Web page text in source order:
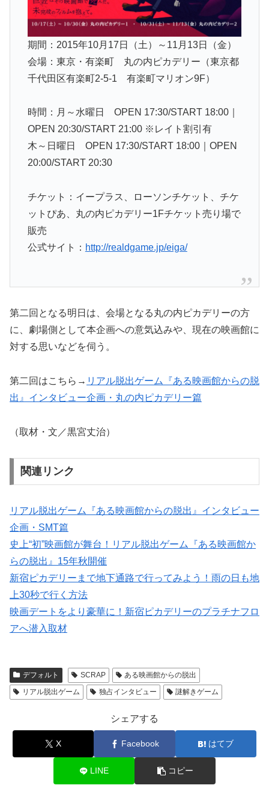
期間：2015年10月17日（土）～11月13日（金）
会場：東京・有楽町 丸の内ピカデリー（東京都
千代田区有楽町2-5-1 有楽町マリオン9F）
時間：月～水曜日 OPEN 17:30/START 18:00｜
OPEN 20:30/START 21:00 ※レイト割引有
木～日曜日 OPEN 17:30/START 18:00｜OPEN
20:00/START 20:30
チケット：イープラス、ローソンチケット、チケ
ットぴあ、丸の内ピカデリー1Fチケット売り場で
販売
公式サイト： http://realdgame.jp/eiga/
第二回となる明日は、会場となる丸の内ピカデリーの方
に、劇場側として本企画への意気込みや、現在の映画館に
対する思いなどを伺う。
第二回はこちら→ リアル脱出ゲーム『ある映画館からの脱
出』インタビュー企画・丸の内ピカデリー篇
（取材・文／黒宮丈治）
関連リンク
リアル脱出ゲーム『ある映画館からの脱出』インタビュー
企画・SMT篇
史上“初”映画館が舞台！リアル脱出ゲーム『ある映画館か
らの脱出』15年秋開催
新宿ピカデリーまで地下通路で行ってみよう！雨の日も地
上30秒で行く方法
映画デートをより豪華に！新宿ピカデリーのプラチナフロ
アへ潜入取材
デフォルト SCRAP
ある映画館からの脱出
リアル脱出ゲーム
独占インタビュー 謎解きゲーム
シェアする
X Facebook はてブ
LINE コピー